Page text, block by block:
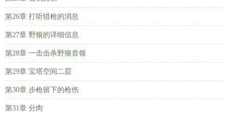
第26章 打听猎枪的消息
第27章 野狼的详细信息
第28章 一击击杀野狼首领
第29章 宝塔空间二层
第30章 步枪留下的枪伤
第31章 分肉